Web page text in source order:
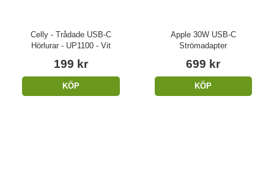
Celly - Trådade USB-C
Hörlurar - UP1100 - Vit
199 kr
KÖP
Apple 30W USB-C
Strömadapter
699 kr
KÖP